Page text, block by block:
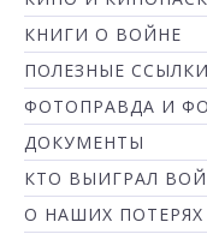
КНИГИ О ВОЙНЕ
ПОЛЕЗНЫЕ ССЫЛКИ
ФОТОПРАВДА И
ДОКУМЕНТЫ
КТО ВЫИГРАЛ
О НАШИХ ПОТЕРЯХ